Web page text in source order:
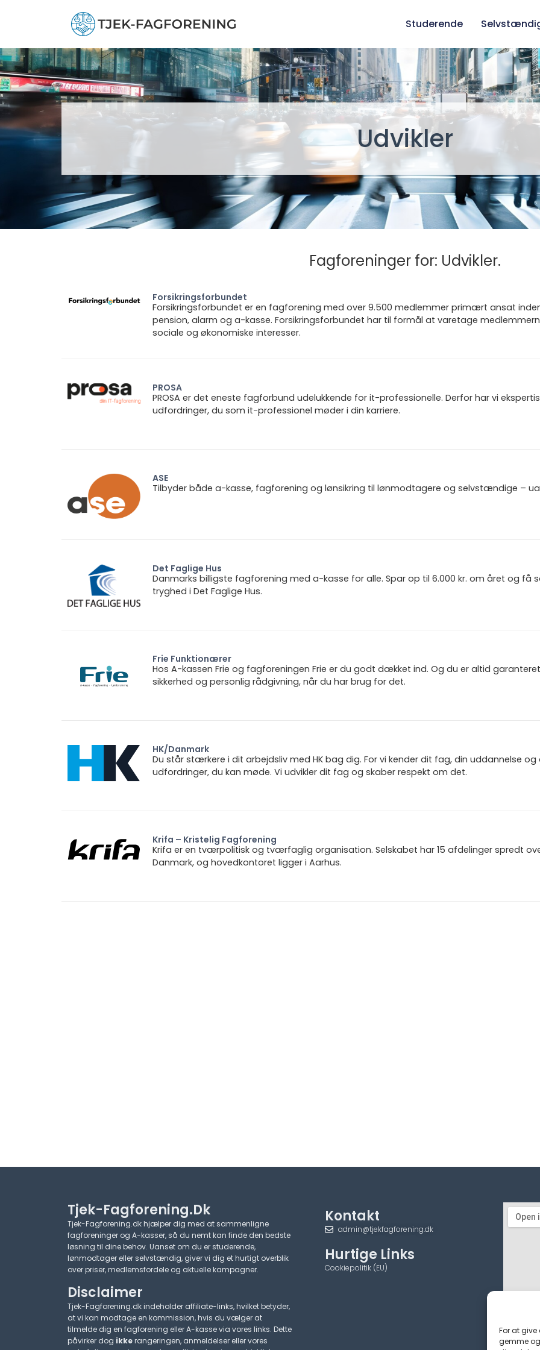
For at
gemme
Studerende
Udvikler
Fagforeninger for: Udvikler.
Forsikringsforbundet
Forsikringsforbundet er en fagforening med over 9.500 medlemmer primært ansat
pension, alarm og a-kasse. Forsikringsforbundet har til formål at varetage
sociale og økonomiske interesser.
PROSA
PROSA er det eneste fagforbund udelukkende for it-professionelle. Derfor har vi
udfordringer, du som it-professionel møder i din karriere.
ASE
Tilbyder både a-kasse, fagforening og lønsikring til lønmodtagere og selvstændige –
Det Faglige Hus
Danmarks billigste fagforening med a-kasse for alle. Spar op til 6.000 kr. om året og få
tryghed i Det Faglige Hus.
Frie Funktionærer
Hos A-kassen Frie og fagforeningen Frie er du godt dækket ind. Og du er altid
sikkerhed og personlig rådgivning, når du har brug for det.
HK/Danmark
Du står stærkere i dit arbejdsliv med HK bag dig. For vi kender dit fag, din uddannelse og
udfordringer, du kan møde. Vi udvikler dit fag og skaber respekt om det.
Krifa – Kristelig Fagforening
Krifa er en tværpolitisk og tværfaglig organisation. Selskabet har 15 afdelinger spredt
Danmark, og hovedkontoret ligger i Aarhus.
Tjek-Fagforening.dk
Tjek-Fagforening.dk hjælper dig med at sammenligne
fagforeninger og A-kasser, så du nemt kan finde den bedste
løsning til dine behov. Uanset om du er studerende,
lønmodtager eller selvstændig, giver vi dig et hurtigt overblik
over priser, medlemsfordele og aktuelle kampagner.​
Disclaimer
Tjek-Fagforening.dk indeholder affiliate-links, hvilket betyder,
at vi kan modtage en kommission, hvis du vælger at
tilmelde dig en fagforening eller A-kasse via vores links. Dette
påvirker dog ikkerangeringen, anmeldelser eller vores
Kontakt
admin@tjekfagforening.dk
Hurtige Links
Cookiepolitik (EU)